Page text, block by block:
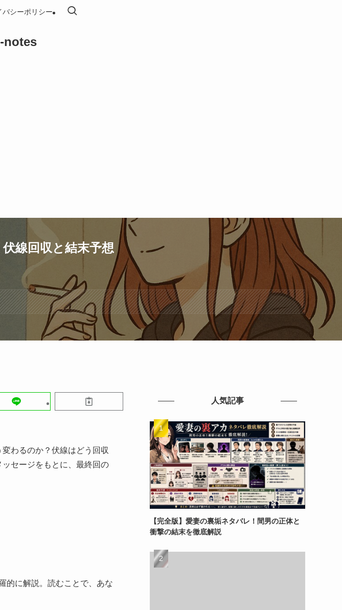
notes
バシーポリシー
線回収と結末予想
わるのか？伏線はどう回収
セージをもとに、最終回の
的に解説。読むことで、あな
人気記事
【完全版】愛妻の裏垢ネタバレ！間男の正体と
衝撃の結末を徹底解説